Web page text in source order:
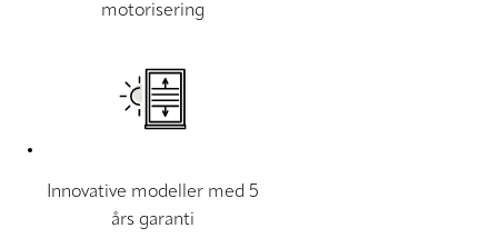
motorisering
Innovative modeller med 5
års garanti